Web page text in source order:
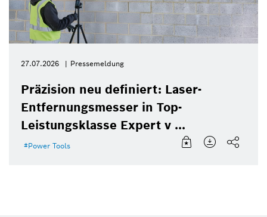
27.07.2026 Pressemeldung
Präzision neu definiert: Laser-
Entfernungsmesser in Top-
Leistungsklasse Expert v ...
Power Tools